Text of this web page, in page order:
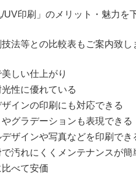
/UV印刷」のメリット・魅力を
法等との比較表もご案内致し
しい仕上がり
性に優れている
インの印刷にも対応できる
グラデーションも表現できる
ザインや写真などを印刷でき
汚れにくくメンテナンスが簡
べて安価